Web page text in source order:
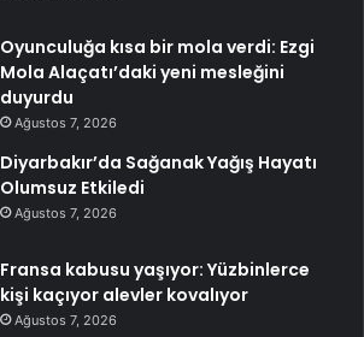
Oyunculuğa kısa bir mola verdi: Ezgi
Mola Alaçatı’daki yeni mesleğini
duyurdu
Ağustos 7, 2026
Diyarbakır’da Sağanak Yağış Hayatı
Olumsuz Etkiledi
Ağustos 7, 2026
Fransa kabusu yaşıyor: Yüzbinlerce
kişi kaçıyor alevler kovalıyor
Ağustos 7, 2026